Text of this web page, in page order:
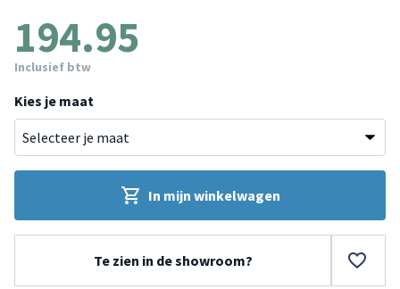
194.95
Inclusief btw
Kies je maat
In mijn winkelwagen
Te zien in de showroom?